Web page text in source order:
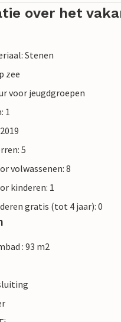
over het
Stenen
zee
voor jeugdgroepen
1
5
volwassenen: 8
kinderen: 1
gratis (tot 4 jaar): 0
: 93 m2